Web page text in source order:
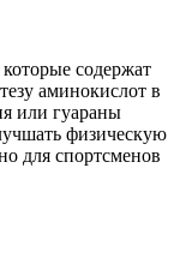
содержат
аминокислот в
или гуараны
физическую
для спортсменов